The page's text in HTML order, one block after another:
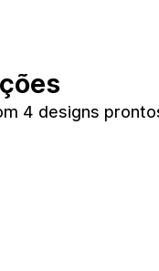
4 designs